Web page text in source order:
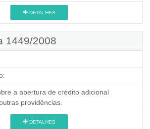
DETALHES
1449/2008
a abertura de crédito adicional
providências.
DETALHES